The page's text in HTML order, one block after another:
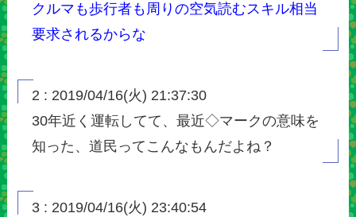
クルマも歩行者も周りの空気読むスキル相当
要求されるからな
2 : 2019/04/16(火) 21:37:30
30年近く運転してて、最近◇マークの意味を
知った、道民ってこんなもんだよね？
3 : 2019/04/16(火) 23:40:54